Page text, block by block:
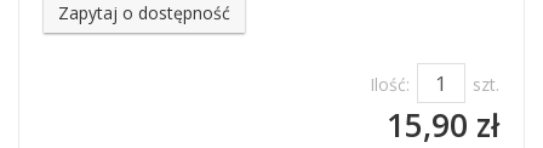
Zapytaj o dostępność
Ilość: szt.
15,90 zł